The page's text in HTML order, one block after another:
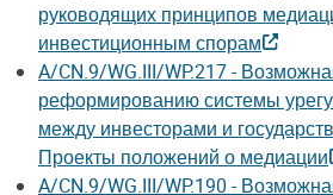
руководящих принципов
инвестиционным спорам
A/CN.9/WG.III/WP.217 ­-
реформированию системы
между инвесторами и
Проекты положений о медиации
A/CN.9/WG.III/WP.190 -